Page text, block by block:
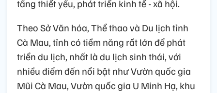
tầng thiết yếu, phát triển kinh tế - xã hội.
Theo Sở Văn hóa, Thể thao và Du lịch tỉnh
Cà Mau, tỉnh có tiềm năng rất lớn để phát
triển du lịch, nhất là du lịch sinh thái, với
nhiều điểm đến nổi bật như Vườn quốc gia
Mũi Cà Mau, Vườn quốc gia U Minh Hạ, khu